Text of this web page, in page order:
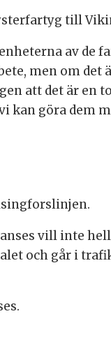
till
av de
men om det
att det är en
kan göra dem
vill inte
och går i